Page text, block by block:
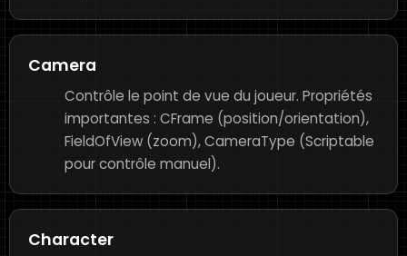
Camera
Contrôle le point de vue du joueur. Propriétés
importantes : CFrame (position/orientation),
FieldOfView (zoom), CameraType (Scriptable
pour contrôle manuel).
Character